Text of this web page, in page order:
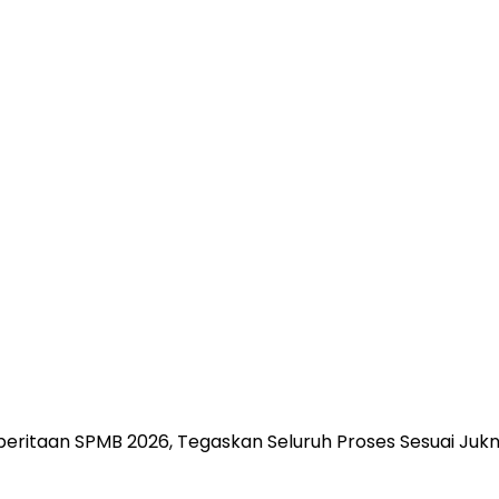
SPMB 2026, Tegaskan Seluruh Proses Sesuai